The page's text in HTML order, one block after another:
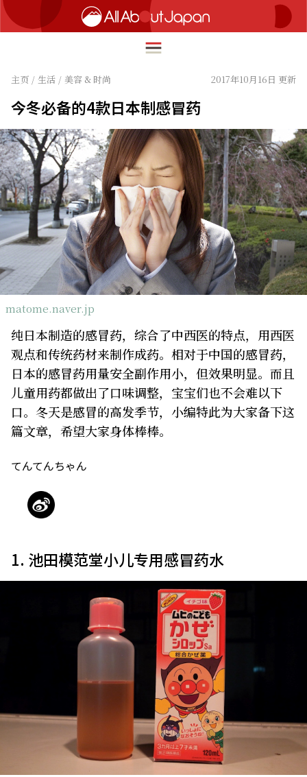
简体中文
繁體中文
ภาษาไทย
한국어
日本語
HOME
旅行
美食
文化
热点
生活
关于我们 网站政策
主页 / 生活 / 美容 & 时尚 2017年10月16日 更新
今冬必备的4款日本制感冒药
matome.naver.jp
纯日本制造的感冒药，综合了中西医的特点，用西医
观点和传统药材来制作成药。相对于中国的感冒药，
日本的感冒药用量安全副作用小，但效果明显。而且
儿童用药都做出了口味调整，宝宝们也不会难以下
口。冬天是感冒的高发季节，小编特此为大家备下这
篇文章，希望大家身体棒棒。
てんてんちゃん
1. 池田模范堂小儿专用感冒药水